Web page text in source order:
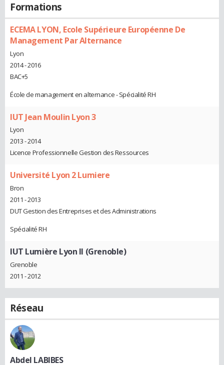
Formations
ECEMA LYON, Ecole Supérieure Européenne De
Management Par Alternance
Lyon
2014 - 2016
BAC+5
École de management en alternance - Spécialité RH
IUT Jean Moulin Lyon 3
Lyon
2013 - 2014
Licence Professionnelle Gestion des Ressources
Université Lyon 2 Lumiere
Bron
2011 - 2013
DUT Gestion des Entreprises et des Administrations
Spécialité RH
IUT Lumière Lyon II (Grenoble)
Grenoble
2011 - 2012
Réseau
Abdel LABIBES